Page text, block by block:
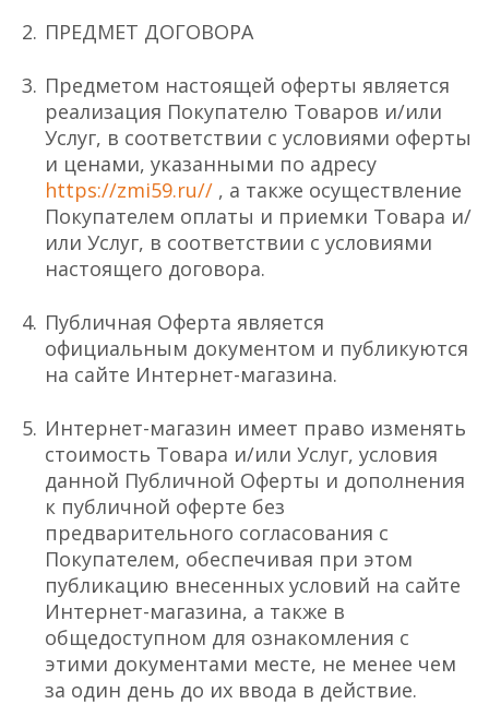
ПРЕДМЕТ ДОГОВОРА
Предметом настоящей оферты является
реализация Покупателю Товаров и/или
Услуг, в соответствии с условиями оферты
и ценами, указанными по адресу
https://zmi59.ru// , а также осуществление
Покупателем оплаты и приемки Товара и/
или Услуг, в соответствии с условиями
настоящего договора.
Публичная Оферта является
официальным документом и публикуются
на сайте Интернет-магазина.
Интернет-магазин имеет право изменять
стоимость Товара и/или Услуг, условия
данной Публичной Оферты и дополнения
к публичной оферте без
предварительного согласования с
Покупателем, обеспечивая при этом
публикацию внесенных условий на сайте
Интернет-магазина, а также в
общедоступном для ознакомления с
этими документами месте, не менее чем
за один день до их ввода в действие.